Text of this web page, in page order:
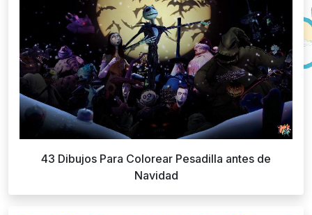
43 Dibujos Para Colorear Pesadilla antes de
Navidad